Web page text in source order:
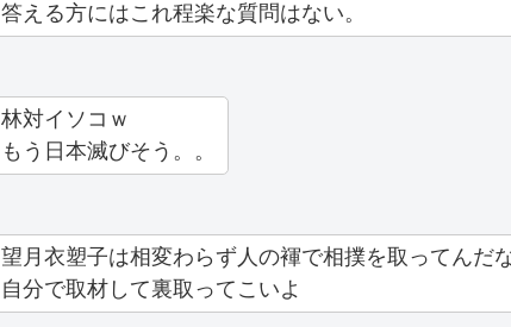
答える方にはこれ程楽な質問はない。
林対イソコｗ
もう日本滅びそう。。
望月衣塑子は相変わらず人の褌で相撲を取ってんだ
自分で取材して裏取ってこいよ